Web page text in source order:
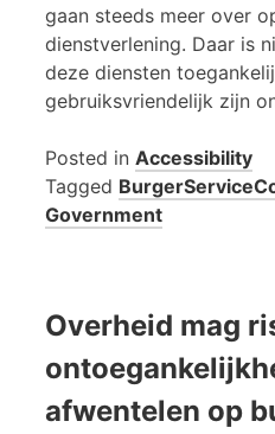
gaan steeds meer over
dienstverlening. Daar is
deze diensten
gebruiksvriendelijk zijn
Posted in Accessibility
Tagged
Government
Overheid mag
afwentelen op